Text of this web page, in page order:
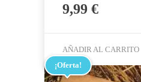
9,99 €
AÑADIR AL CARRITO
¡Oferta!